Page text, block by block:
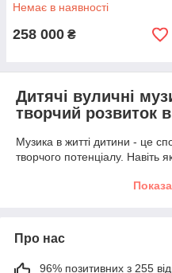
Немає в наявності
258 000 ₴
Дитячі вуличні
творчий розвиток
Музика в житті дитини - це
творчого потенціалу. Навіть
інструменти – це чудова
можна в інтернет-магазині
моторику і в той же час
Про нас
96% позитивних з 255